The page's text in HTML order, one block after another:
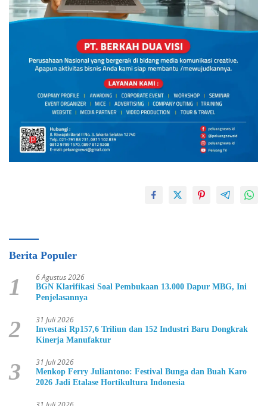
Berita Populer
1 6 Agustus 2026
BGN Klarifikasi Soal Pembukaan 13.000 Dapur MBG, Ini
Penjelasannya
2 31 Juli 2026
Investasi Rp157,6 Triliun dan 152 Industri Baru Dongkrak
Kinerja Manufaktur
3 31 Juli 2026
Menkop Ferry Juliantono: Festival Bunga dan Buah Karo
2026 Jadi Etalase Hortikultura Indonesia